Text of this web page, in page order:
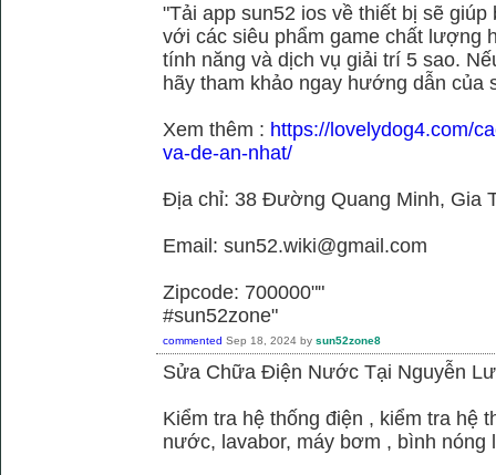
"Tải app sun52 ios về thiết bị sẽ
với các siêu phẩm game chất lượng
tính năng và dịch vụ giải trí 5 sao.
hãy tham khảo ngay hướng dẫn của
Xem thêm : https://lovelydog4.com/
va-de-an-nhat/
Địa chỉ: 38 Đường Quang Minh, Gia
Email: sun52.wiki@gmail.com
Zipcode: 700000""
#sun52zone"
commented Sep 18, 2024 by sun52zone8
Sửa Chữa Điện Nước Tại Nguyễn
Kiểm tra hệ thống điện , kiểm tra hệ
nước, lavabor, máy bơm , bình nóng